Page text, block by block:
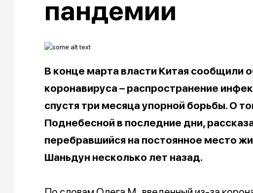
пандемии
В конце марта власти Китая сообщили
коронавируса – распространение
спустя три месяца упорной борьбы. О
Поднебесной в последние дни,
перебравшийся на постоянное место
Шаньдун несколько лет назад.